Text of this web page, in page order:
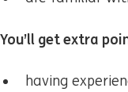
You’ll get extra
having